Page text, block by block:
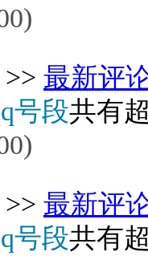
最新评
号段共有
最新评
号段共有